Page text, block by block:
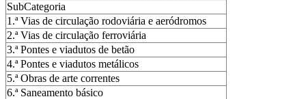
SubCategoria
1.ª Vias de circulação rodoviária e aeródromos
2.ª Vias de circulação ferroviária
3.ª Pontes e viadutos de betão
4.ª Pontes e viadutos metálicos
5.ª Obras de arte correntes
6.ª Saneamento básico